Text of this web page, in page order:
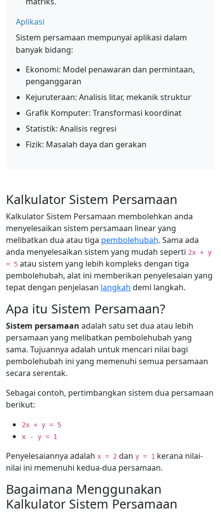
Aplikasi
Sistem persamaan mempunyai aplikasi dalam
banyak bidang:
Ekonomi: Model penawaran dan permintaan,
penganggaran
Kejuruteraan: Analisis litar, mekanik struktur
Grafik Komputer: Transformasi koordinat
Statistik: Analisis regresi
Fizik: Masalah daya dan gerakan
Kalkulator Sistem Persamaan
Kalkulator Sistem Persamaan membolehkan anda
menyelesaikan sistem persamaan linear yang
melibatkan dua atau tiga pembolehubah. Sama ada
anda menyelesaikan sistem yang mudah seperti 2x + y
= 5 atau sistem yang lebih kompleks dengan tiga
pembolehubah, alat ini memberikan penyelesaian yang
tepat dengan penjelasan langkah demi langkah.
Apa itu Sistem Persamaan?
Sistem persamaan adalah satu set dua atau lebih
persamaan yang melibatkan pembolehubah yang
sama. Tujuannya adalah untuk mencari nilai bagi
pembolehubah ini yang memenuhi semua persamaan
secara serentak.
Sebagai contoh, pertimbangkan sistem dua persamaan
berikut:
2x + y = 5
x - y = 1
Penyelesaiannya adalah x = 2 dan y = 1 kerana nilai-
nilai ini memenuhi kedua-dua persamaan.
Bagaimana Menggunakan
Kalkulator Sistem Persamaan